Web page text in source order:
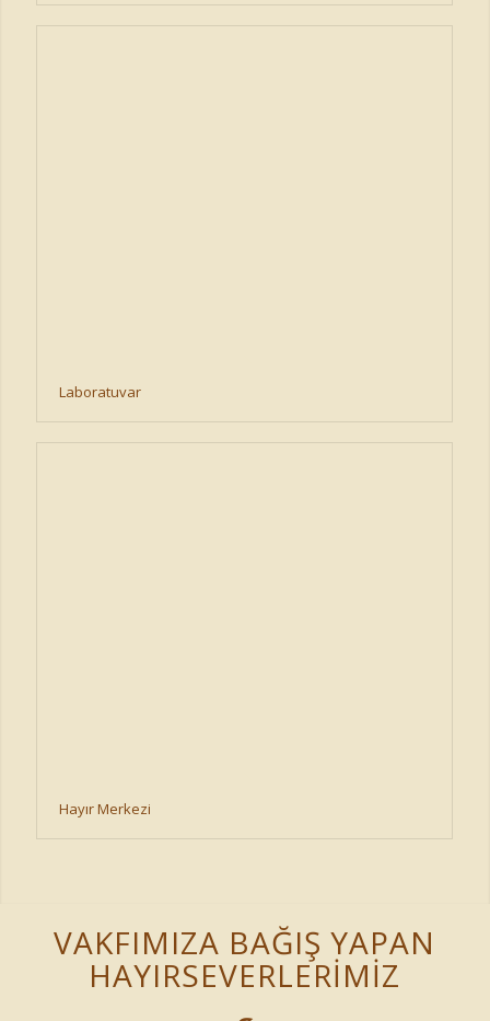
Laboratuvar
Hayır Merkezi
VAKFIMIZA BAĞIŞ YAPAN
HAYIRSEVERLERIMIZ